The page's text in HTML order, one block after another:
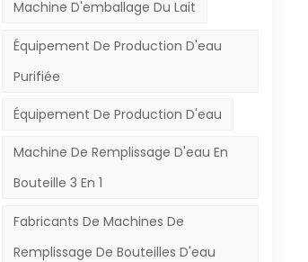
Machine D'emballage Du Lait
Équipement De Production D'eau
Purifiée
Équipement De Production D'eau
Machine De Remplissage D'eau En
Bouteille 3 En 1
Fabricants De Machines De
Remplissage De Bouteilles D'eau